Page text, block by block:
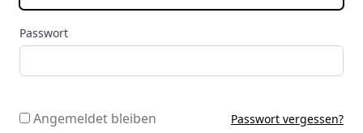
Passwort
Angemeldet bleiben Passwort vergessen?